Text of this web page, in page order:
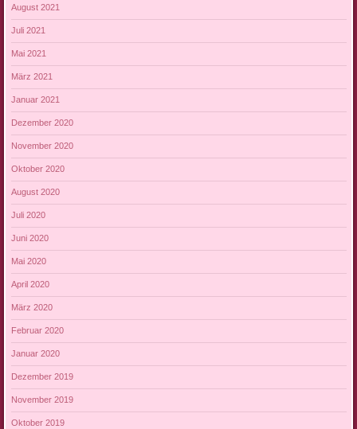
August 2021
Juli 2021
Mai 2021
März 2021
Januar 2021
Dezember 2020
November 2020
Oktober 2020
August 2020
Juli 2020
Juni 2020
Mai 2020
April 2020
März 2020
Februar 2020
Januar 2020
Dezember 2019
November 2019
Oktober 2019